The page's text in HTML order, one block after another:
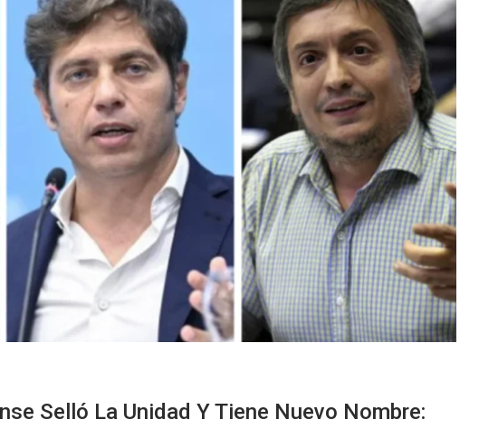
Selló La Unidad Y Tiene Nuevo Nombre: